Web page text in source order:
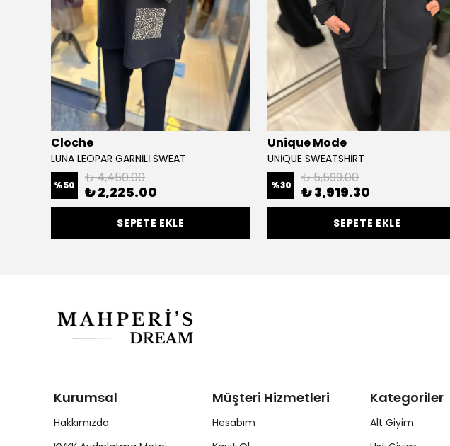
Cloche
LUNA LEOPAR GARNİLİ SWEAT
%50 ₺ 4,450.00
₺ 2,225.00
SEPETE EKLE
Unique Mode
UNİQUE SWEATSHİRT
%30 ₺ 5,599.00
₺ 3,919.30
SEPETE EKLE
Kurumsal
Hakkımızda
Müşteri Hizmetleri
Hesabım
Kategoriler
Alt Giyim